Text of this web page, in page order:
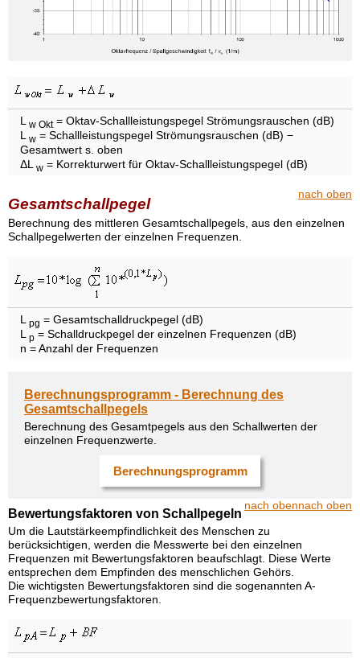
L w Okt= Oktav-Schallleistungspegel Strömungsrauschen (dB)
L w = Schallleistungspegel Strömungsrauschen (dB) −
Gesamtwert s. oben
ΔL w = Korrekturwert für Oktav-Schallleistungspegel (dB)
nach oben
Gesamtschallpegel
Berechnung des mittleren Gesamtschallpegels, aus den einzelnen
Schallpegelwerten der einzelnen Frequenzen.
L pg = Gesamtschalldruckpegel (dB)
L p = Schalldruckpegel der einzelnen Frequenzen (dB)
n = Anzahl der Frequenzen
Berechnungsprogramm - Berechnung des
Gesamtschallpegels
Berechnung des Gesamtpegels aus den Schallwerten der
einzelnen Frequenzwerte.
Berechnungsprogramm
nach oben
nach oben
Bewertungsfaktoren von Schallpegeln
Um die Lautstärkeempfindlichkeit des Menschen zu
berücksichtigen, werden die Messwerte bei den einzelnen
Frequenzen mit Bewertungsfaktoren beaufschlagt. Diese Werte
entsprechen dem Empfinden des menschlichen Gehörs.
Die wichtigsten Bewertungsfaktoren sind die sogenannten A-
Frequenzbewertungsfaktoren.